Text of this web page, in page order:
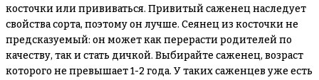
косточки или прививаться. Привитый саженец наследует
свойства сорта, поэтому он лучше. Сеянец из косточки не
предсказуемый: он может как перерасти родителей по
качеству, так и стать дичкой. Выбирайте саженец, возраст
которого не превышает 1-2 года. У таких саженцев уже есть